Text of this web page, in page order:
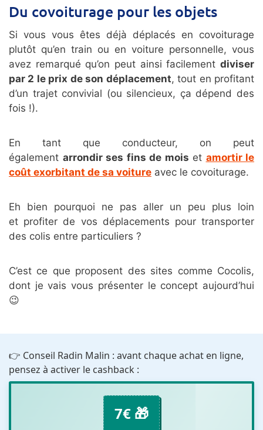
Du covoiturage pour les objets
Si vous vous êtes déjà déplacés en covoiturage
plutôt qu’en train ou en voiture personnelle, vous
avez remarqué qu’on peut ainsi facilement diviser
par 2 le prix de son déplacement, tout en profitant
d’un trajet convivial (ou silencieux, ça dépend des
fois !).
En tant que conducteur, on peut
également arrondir ses fins de mois et amortir le
coût exorbitant de sa voiture avec le covoiturage.
Eh bien pourquoi ne pas aller un peu plus loin
et profiter de vos déplacements pour transporter
des colis entre particuliers ?
C’est ce que proposent des sites comme Cocolis,
dont je vais vous présenter le concept aujourd’hui
😉
👉 Conseil Radin Malin : avant chaque achat en ligne,
pensez à activer le cashback :
7€ 🎁